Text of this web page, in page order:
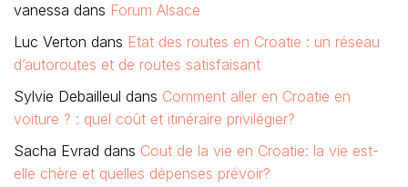
vanessa dans Forum Alsace
Luc Verton dans Etat des routes en Croatie : un réseau
d’autoroutes et de routes satisfaisant
Sylvie Debailleul dans Comment aller en Croatie en
voiture ? : quel coût et itinéraire privilégier?
Sacha Evrad dans Cout de la vie en Croatie: la vie est-
elle chère et quelles dépenses prévoir?